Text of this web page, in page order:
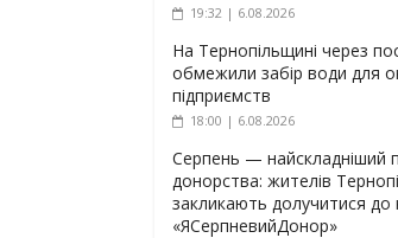
19:32 | 6.08.2026
На Тернопільщині через
обмежили забір води для
підприємств
18:00 | 6.08.2026
Серпень — найскладніший
донорства: жителів
закликають долучитися до
«ЯСерпневийДонор»